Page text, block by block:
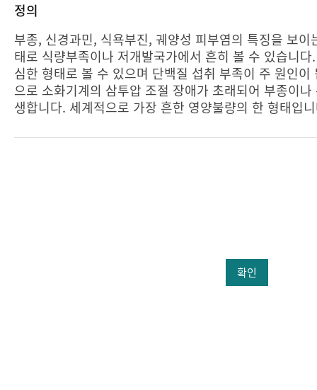
정의
부종, 신경과민, 식욕부진, 궤양성 피부염의 특징을 보
태로 식량부족이나 저개발국가에서 흔히 볼 수 있습니
심한 형태로 볼 수 있으며 단백질 섭취 부족이 주 원인
으로 소화기계의 삼투압 조절 장애가 초래되어 부종이
생합니다. 세계적으로 가장 흔한 영양불량의 한 형태입
확인